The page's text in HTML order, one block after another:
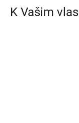
K Vašim